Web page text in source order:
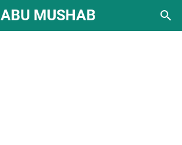
ABU MUSHAB